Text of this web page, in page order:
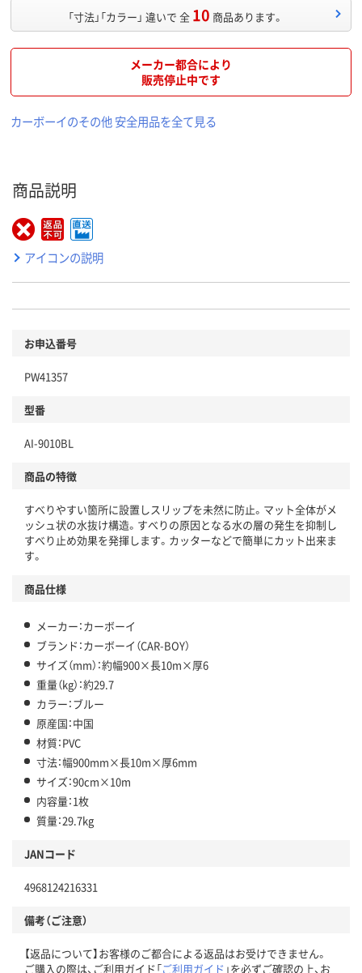
「寸法」「カラー」 違いで 全 10 商品あります。
メーカー都合により
販売停止中です
カーボーイのその他 安全用品を全て見る
商品説明
アイコンの説明
お申込番号
PW41357
型番
AI-9010BL
商品の特徴
すべりやすい箇所に設置しスリップを未然に防止。マット全体がメ
ッシュ状の水抜け構造。すべりの原因となる水の層の発生を抑制し
すべり止め効果を発揮します。カッターなどで簡単にカット出来ま
す。
商品仕様
メーカー：カーボーイ
ブランド：カーボーイ（CAR-BOY）
サイズ（mm）：約幅900×長10m×厚6
重量（kg）：約29.7
カラー：ブルー
原産国：中国
材質：PVC
寸法：幅900mm×長10m×厚6mm
サイズ：90cm×10m
内容量：1枚
質量：29.7kg
JANコード
4968124216331
備考（ご注意）
【返品について】お客様のご都合による返品はお受けできません。
ご購入の際は、ご利用ガイド「ご利用ガイド 」を必ずご確認の上、お